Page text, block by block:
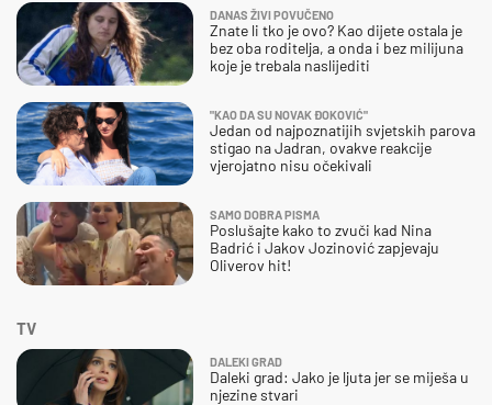
DANAS ŽIVI POVUČENO
Znate li tko je ovo? Kao dijete ostala je
bez oba roditelja, a onda i bez milijuna
koje je trebala naslijediti
"KAO DA SU NOVAK ĐOKOVIĆ"
Jedan od najpoznatijih svjetskih parova
stigao na Jadran, ovakve reakcije
vjerojatno nisu očekivali
SAMO DOBRA PISMA
Poslušajte kako to zvuči kad Nina
Badrić i Jakov Jozinović zapjevaju
Oliverov hit!
TV
DALEKI GRAD
Daleki grad: Jako je ljuta jer se miješa u
njezine stvari